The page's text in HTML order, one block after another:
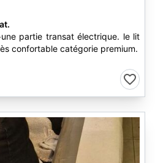
partie transat électrique. le lit
confortable catégorie premium.